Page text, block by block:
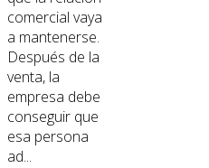
comercial vaya
a mantenerse.
Después de la
venta, la
empresa debe
conseguir que
esa persona
ad...